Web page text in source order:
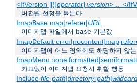
<IfVersion [[!]operator] version> ... </
버전별 설정을 묶는다
ImapBase map|referer|URL
이미지맵 파일에서 base 기본값
ImapDefault
이미지맵에 어느 영역에도 해당하지 않
ImapMenu
좌표없이 이미지맵 요청시 취할 행동
Include file-path|directory-path|wildcard